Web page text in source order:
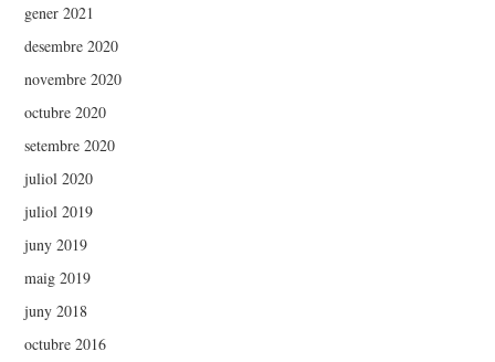
gener 2021
desembre 2020
novembre 2020
octubre 2020
setembre 2020
juliol 2020
juliol 2019
juny 2019
maig 2019
juny 2018
octubre 2016